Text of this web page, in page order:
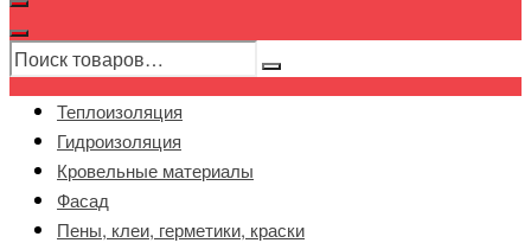
Теплоизоляция
Гидроизоляция
Кровельные материалы
Фасад
Пены, клеи, герметики, краски